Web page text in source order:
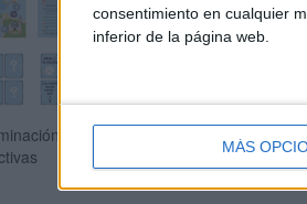
consentimiento en cualquier
inferior de la página web.
MÁS
visual y atención; Láminas y